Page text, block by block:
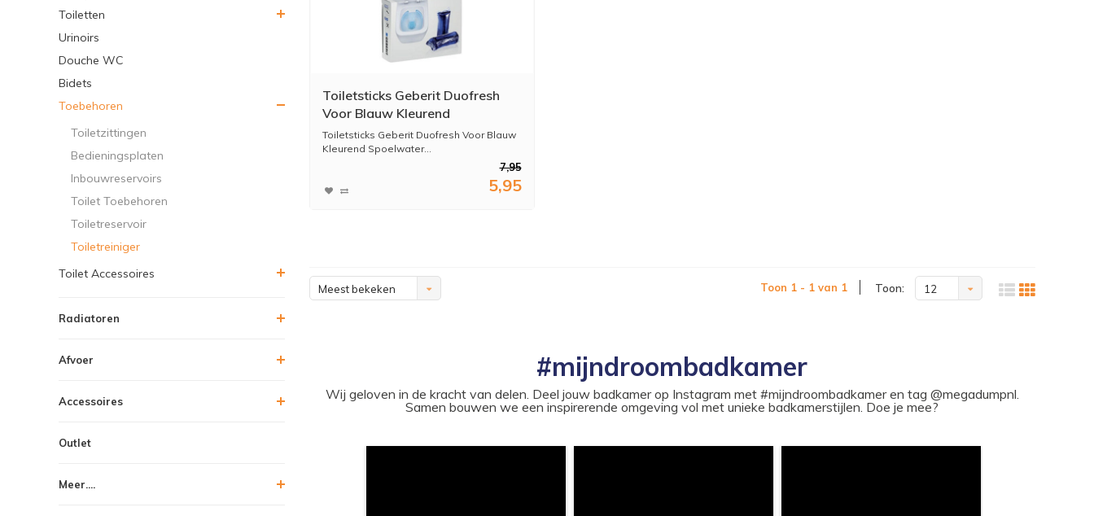
Toiletten
Urinoirs
Douche WC
Bidets
Toebehoren
Toiletzittingen
Bedieningsplaten
Inbouwreservoirs
Toilet Toebehoren
Toiletreservoir
Toiletreiniger
Toilet Accessoires
Radiatoren
Afvoer
Accessoires
Outlet
Meer....
Toiletsticks Geberit Duofresh
Voor Blauw Kleurend
Spoelwater 8 Stuks
Toiletsticks Geberit Duofresh Voor Blauw
Kleurend Spoelwater...
7,95
5,95
Meest bekeken Toon 1 - 1 van 1 Toon: 12
#mijndroombadkamer
Wij geloven in de kracht van delen. Deel jouw badkamer op Instagram met #mijndroombadkamer en tag @megadumpnl.
Samen bouwen we een inspirerende omgeving vol met unieke badkamerstijlen. Doe je mee?